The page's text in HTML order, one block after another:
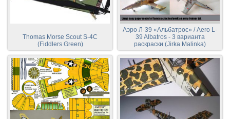
Thomas Morse Scout S-4C
(Fiddlers Green)
Аэро Л-39 «Альбатрос» / Aero L-
39 Albatros - 3 варианта
раскраски (Jirka Malinka)